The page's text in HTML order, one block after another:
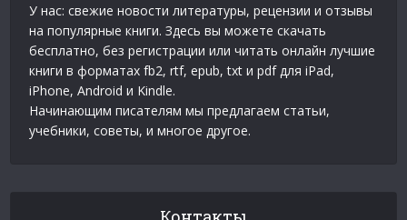
У нас: свежие новости литературы, рецензии и отзывы
на популярные книги. Здесь вы можете скачать
бесплатно, без регистрации или читать онлайн лучшие
книги в форматах fb2, rtf, epub, txt и pdf для iPad,
iPhone, Android и Kindle.
Начинающим писателям мы предлагаем статьи,
учебники, советы, и многое другое.